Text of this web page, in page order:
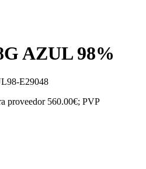
AZUL 98%
E29048
proveedor 560.00€; PVP